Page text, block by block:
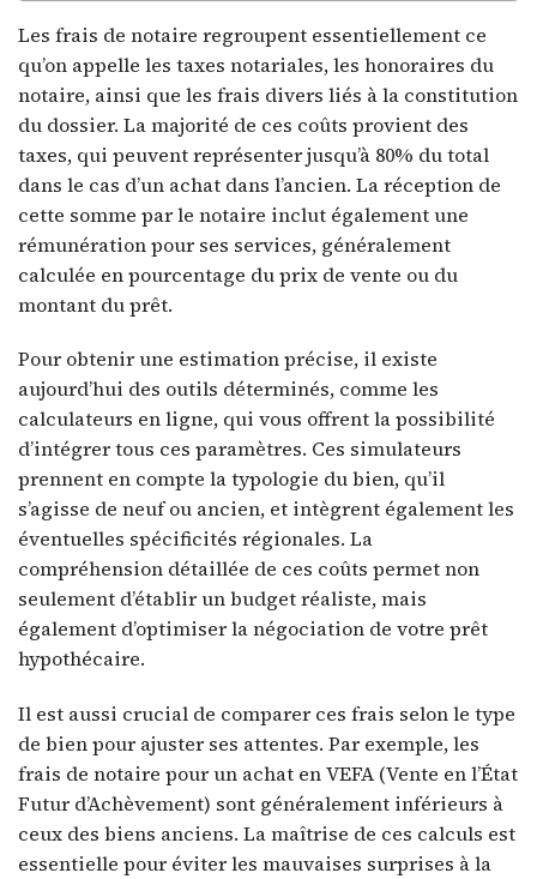
Les frais de notaire regroupent essentiellement ce
qu’on appelle les taxes notariales, les honoraires du
notaire, ainsi que les frais divers liés à la constitution
du dossier. La majorité de ces coûts provient des
taxes, qui peuvent représenter jusqu’à 80% du total
dans le cas d’un achat dans l’ancien. La réception de
cette somme par le notaire inclut également une
rémunération pour ses services, généralement
calculée en pourcentage du prix de vente ou du
montant du prêt.
Pour obtenir une estimation précise, il existe
aujourd’hui des outils déterminés, comme les
calculateurs en ligne, qui vous offrent la possibilité
d’intégrer tous ces paramètres. Ces simulateurs
prennent en compte la typologie du bien, qu’il
s’agisse de neuf ou ancien, et intègrent également les
éventuelles spécificités régionales. La
compréhension détaillée de ces coûts permet non
seulement d’établir un budget réaliste, mais
également d’optimiser la négociation de votre prêt
hypothécaire.
Il est aussi crucial de comparer ces frais selon le type
de bien pour ajuster ses attentes. Par exemple, les
frais de notaire pour un achat en VEFA (Vente en l’État
Futur d’Achèvement) sont généralement inférieurs à
ceux des biens anciens. La maîtrise de ces calculs est
essentielle pour éviter les mauvaises surprises à la